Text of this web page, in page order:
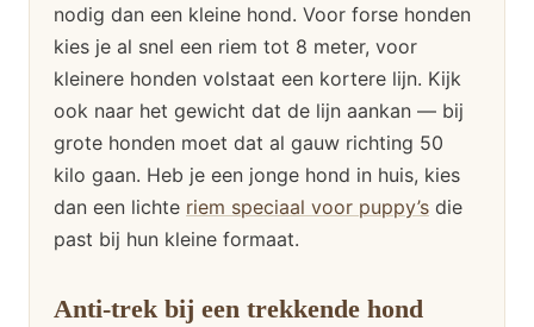
nodig dan een kleine hond. Voor forse honden
kies je al snel een riem tot 8 meter, voor
kleinere honden volstaat een kortere lijn. Kijk
ook naar het gewicht dat de lijn aankan — bij
grote honden moet dat al gauw richting 50
kilo gaan. Heb je een jonge hond in huis, kies
dan een lichte riem speciaal voor puppy’s die
past bij hun kleine formaat.
Anti-trek bij een trekkende hond